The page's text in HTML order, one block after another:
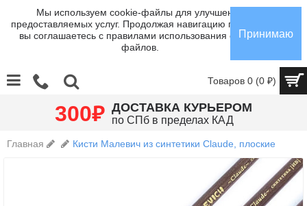
Мы используем cookie-файлы для улучшения
предоставляемых услуг. Продолжая навигацию по сайту,
вы соглашаетесь с правилами использования cookie-
файлов.
Принимаю
Товаров 0 (0 ₽)
300₽ ДОСТАВКА КУРЬЕРОМ
по СПб в пределах КАД
Главная Кисти Малевич из синтетики Claude, плоские